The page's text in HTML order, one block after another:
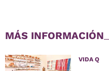
MÁS INFORMACIÓN
VIDA Q